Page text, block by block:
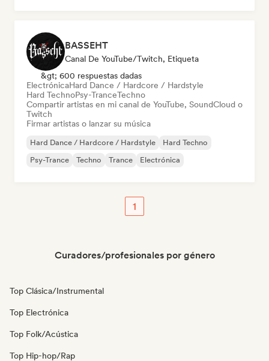
BASSEHT
Canal De YouTube/Twitch, Etiqueta
&gt; 600 respuestas dadas
ElectrónicaHard Dance / Hardcore / Hardstyle
Hard TechnoPsy-TranceTechno
Compartir artistas en mi canal de YouTube, SoundCloud o
Twitch
Firmar artistas o lanzar su música
Hard Dance / Hardcore / Hardstyle
Hard Techno
Psy-Trance
Techno Trance Electrónica
1
Curadores/profesionales por género
Top Clásica/Instrumental
Top Electrónica
Top Folk/Acústica
Top Hip-hop/Rap